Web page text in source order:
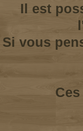
Il est
Si vous